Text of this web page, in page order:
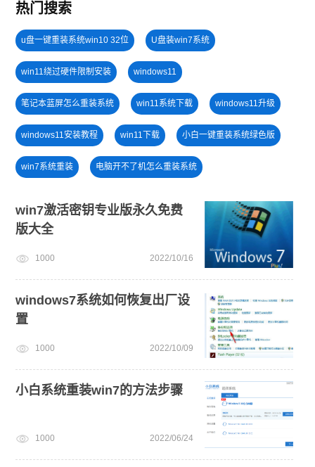
热门搜索
u盘一键重装系统win10 32位 U盘装win7系统
win11绕过硬件限制安装 windows11
笔记本蓝屏怎么重装系统 win11系统下载 windows11升级
windows11安装教程 win11下载 小白一键重装系统绿色版
win7系统重装 电脑开不了机怎么重装系统
U盘重装系统
免费升级win10 win11系统重装 win11一键安装
win7激活密钥专业版永久免费
版大全
1000 2022/10/16
windows7系统如何恢复出厂设
置
1000 2022/10/09
小白系统重装win7的方法步骤
1000 2022/06/24